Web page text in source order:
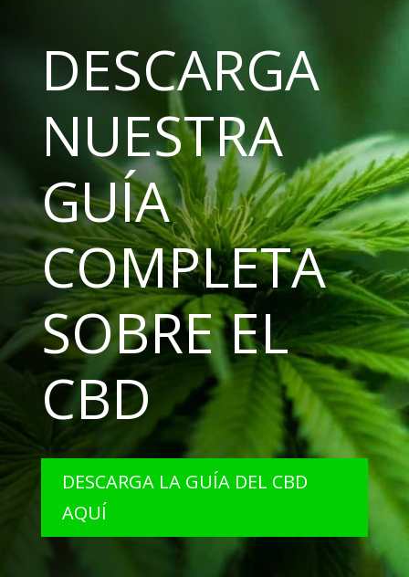
DESCARGA
NUESTRA
GUÍA
COMPLETA
SOBRE EL
CBD
DESCARGA LA GUÍA DEL CBD
AQUÍ